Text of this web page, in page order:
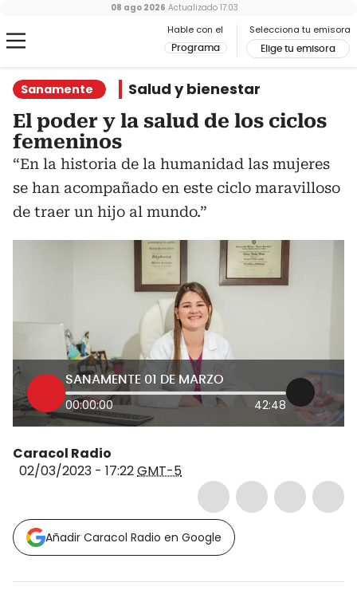
Hable con el
Programa
Selecciona tu emisora
Elige tu emisora
08 ago 2026 Actualizado 17:03
Sanamente Salud y bienestar
El poder y la salud de los ciclos
femeninos
“En la historia de la humanidad las mujeres
se han acompañado en este ciclo maravilloso
de traer un hijo al mundo.”
SANAMENTE 01 DE MARZO
00:00:00 42:48
Caracol Radio
02/03/2023 - 17:22GMT-5
Añadir Caracol Radio en Google